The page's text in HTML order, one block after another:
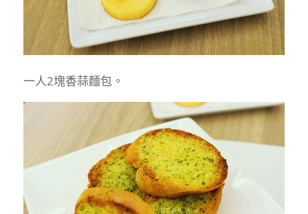
一人2塊香蒜麵包。